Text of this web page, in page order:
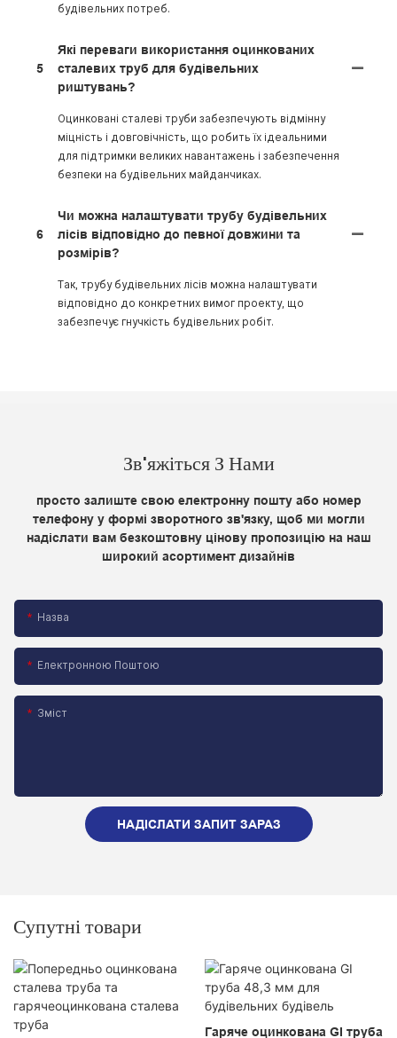
будівельних потреб.
5
Які переваги використання оцинкованих
сталевих труб для будівельних
риштувань?
Оцинковані сталеві труби забезпечують відмінну
міцність і довговічність, що робить їх ідеальними
для підтримки великих навантажень і забезпечення
безпеки на будівельних майданчиках.
6
Чи можна налаштувати трубу будівельних
лісів відповідно до певної довжини та
розмірів?
Так, трубу будівельних лісів можна налаштувати
відповідно до конкретних вимог проекту, що
забезпечує гнучкість будівельних робіт.
Зв'яжіться З Нами
просто залиште свою електронну пошту або номер
телефону у формі зворотного зв'язку, щоб ми могли
надіслати вам безкоштовну цінову пропозицію на наш
широкий асортимент дизайнів
Назва
Електронною Поштою
Зміст
НАДІСЛАТИ ЗАПИТ ЗАРАЗ
Супутні товари
Гаряче оцинкована GI труба